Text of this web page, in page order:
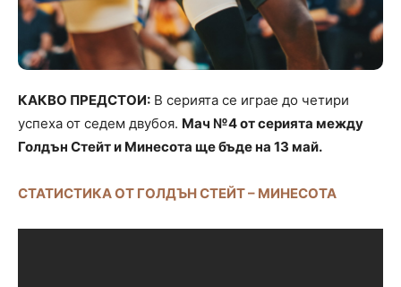
КАКВО ПРЕДСТОИ: В серията се играе до четири
успеха от седем двубоя. Мач №4 от серията между
Голдън Стейт и Минесота ще бъде на 13 май.
СТАТИСТИКА ОТ ГОЛДЪН СТЕЙТ – МИНЕСОТА